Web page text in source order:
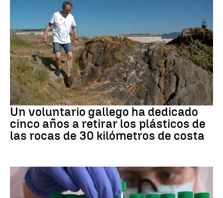
Medio ambiente
Un voluntario gallego ha dedicado
cinco años a retirar los plásticos de
las rocas de 30 kilómetros de costa